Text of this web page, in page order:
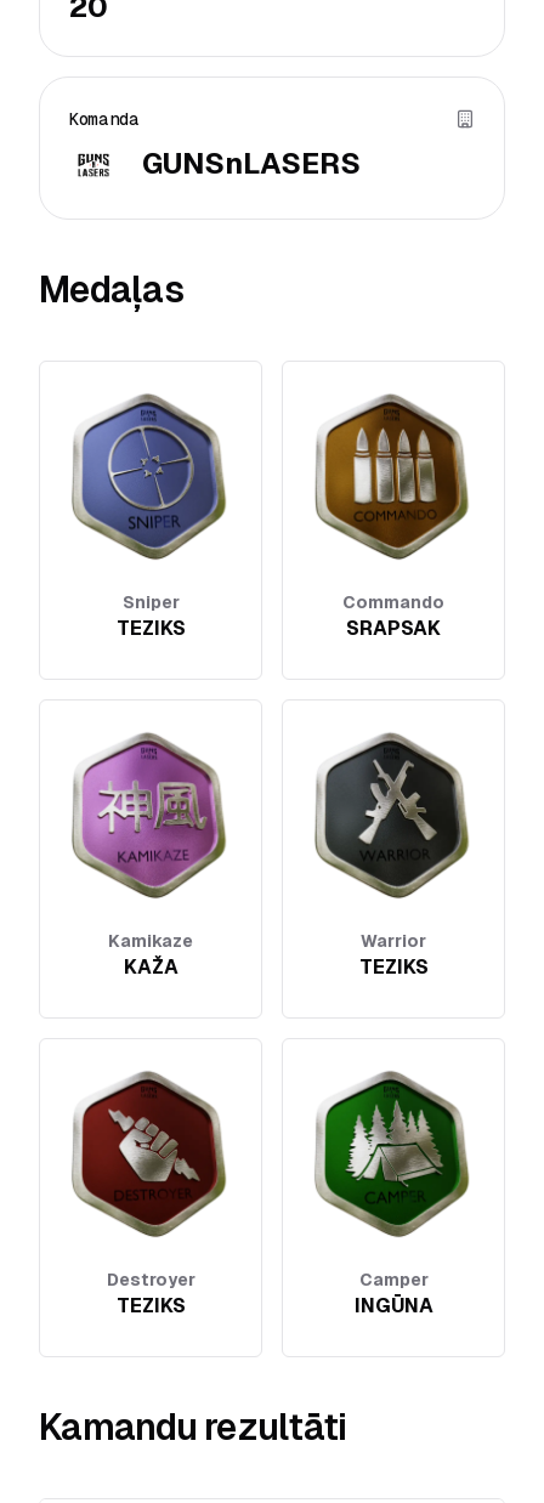
20
Komanda
GUNSnLASERS
Medaļas
Sniper
TEZIKS
Commando
SRAPSAK
Kamikaze
KAŽA
Warrior
TEZIKS
Destroyer
TEZIKS
Camper
INGŪNA
Kamandu rezultāti